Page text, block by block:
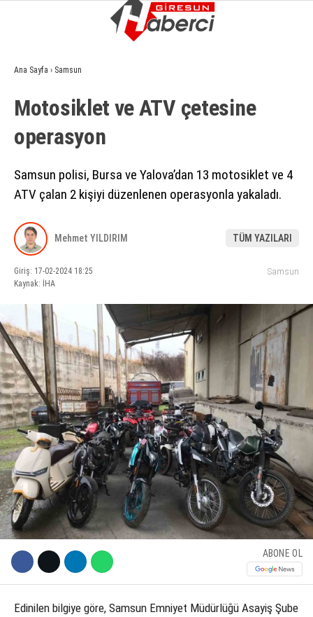
WhatsApp İhbar Hattı
Facebook
Instagram
Youtube
GÜNDEM
EKONOMI
SIYASET
ASAYIŞ
SPOR
YAŞAM
EĞITIM
SAĞLIK
KÜLTÜR SANAT
SERVISLER
Ana Sayfa › Samsun
Motosiklet ve ATV çetesine
operasyon
Samsun polisi, Bursa ve Yalova’dan 13 motosiklet ve 4
ATV çalan 2 kişiyi düzenlenen operasyonla yakaladı.
Mehmet YILDIRIM TÜM YAZILARI
Giriş: 17-02-2024 18:25
Kaynak: İHA
Samsun
ABONE OL
Edinilen bilgiye göre, Samsun Emniyet Müdürlüğü Asayiş Şube